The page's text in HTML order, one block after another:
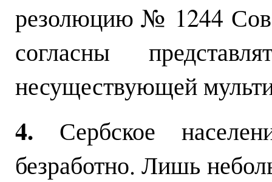
резолюцию № 1244
согласны
несуществующей
4. Сербское
безработно. Лишь